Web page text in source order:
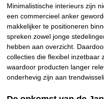
Minimalistische interieurs zijn
een commercieel anker
makkelijker te positioneren
spreken zowel jonge
hebben aan overzicht.
collecties die flexibel inzetbaar
waardoor producten langer
onderhevig zijn aan